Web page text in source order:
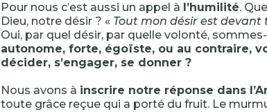
Pour nous c’est aussi un appel à l’humilité.
Dieu, notre désir ? « Tout mon désir est devant
Oui, par quel désir, par quelle volonté,
autonome, forte, égoïste, ou au contraire,
décider, s’engager, se donner ?
Nous avons à inscrire notre réponse dans
toute grâce reçue qui a porté du fruit. Le